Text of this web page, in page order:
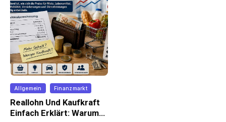
Allgemein Finanzmarkt
Reallohn Und Kaufkraft
Einfach Erklärt: Warum